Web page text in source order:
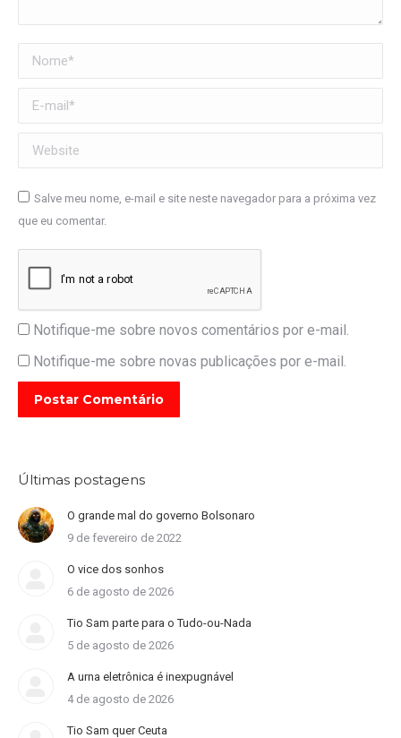
Nome *
E-mail *
Website
Salve meu nome, e-mail e site neste navegador para a próxima vez
que eu comentar.
Notifique-me sobre novos comentários por e-mail.
Notifique-me sobre novas publicações por e-mail.
Postar Comentário
Últimas postagens
O grande mal do governo Bolsonaro
9 de fevereiro de 2022
O vice dos sonhos
6 de agosto de 2026
Tio Sam parte para o Tudo-ou-Nada
5 de agosto de 2026
A urna eletrônica é inexpugnável
4 de agosto de 2026
Tio Sam quer Ceuta